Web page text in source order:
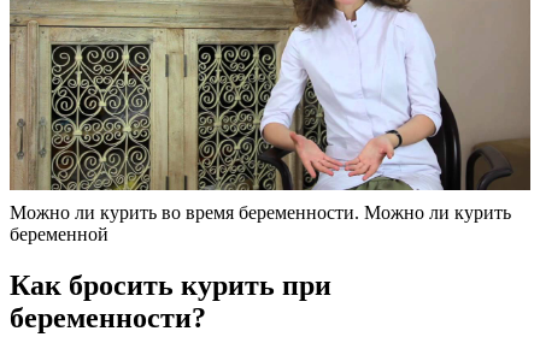
Можно ли курить во время беременности. Можно ли курить
беременной
Как бросить курить при
беременности?